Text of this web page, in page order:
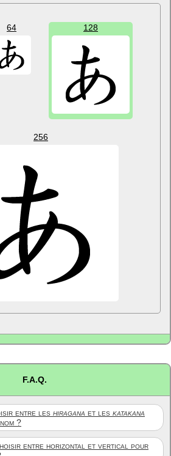
64 128
256
F.A.Q.
entre les hiragana et les katakana
?
entre horizontal et vertical pour